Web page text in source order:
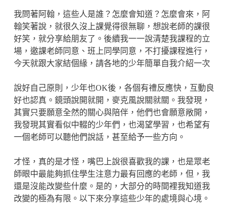
我問著阿翰，這些人是誰？怎麼會知道？怎麼會來，阿
翰笑著說，就很久沒上課覺得很無聊，想說老師的課很
好笑，就分享給朋友了。後續我一一說清楚我課程的立
場，邀課老師同意、班上同學同意，不打擾課程進行，
今天就跟大家結個緣，請各地的少年簡單自我介紹一次
說好自己原則，少年也OK後，各個有禮反應快，互動良
好也認真。鏡頭說開就開，麥克風說關就關。我發現，
其實只要願意全然的關心與陪伴，他們也會願意敞開，
我發現其實看似中輟的少年們，也渴望學習，也希望有
一個老師可以聽他們說話，甚至給予一些方向。
才怪，真的是才怪，嘴巴上說很喜歡我的課，也是眾老
師眼中最能夠抓住學生注意力最有回應的老師，但，我
還是沒能改變些什麼。是的，大部分的時間裡我知道我
改變的極為有限。以下來分享這些少年的處境與心境。